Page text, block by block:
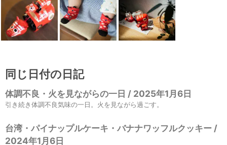
同じ日付の日記
体調不良・火を見ながらの一日 / 2025年1月6日
引き続き体調不良気味の一日。火を見ながら過ごす。
台湾・パイナップルケーキ・バナナワッフルクッキー /
2024年1月6日